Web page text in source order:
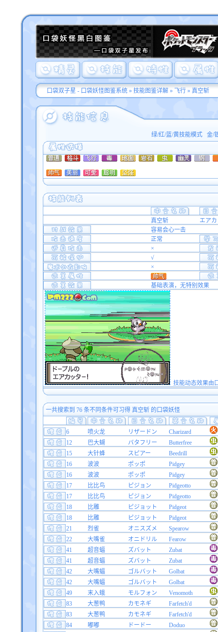
口袋双子星 - 口袋妖怪图鉴系统» 技能图鉴详解» 飞行» 真空斩
绿/红/蓝/黄技能模式 金/
真空斩
エア
容易会心一击
正常
×
√
×
基础表演，无特别效果
技能动态效果由
一共搜索到 76 条不同条件可习得 真空斩 的口袋妖怪
6 喷火龙 リザードン
Charizard
12
巴大蝴 バタフリー
Butterfree
15
大针蜂 スピアー
Beedrill
16
波波 ポッポ
Pidgey
16
波波 ポッポ
Pidgey
17
比比鸟 ピジョン
Pidgeotto
17
比比鸟 ピジョン
Pidgeotto
18
比雕 ピジョット
Pidgeot
18
比雕 ピジョット
Pidgeot
21
烈雀 オニスズメ
Spearow
22
大嘴雀 オニドリル
Fearow
41
超音蝠 ズバット
Zubat
41
超音蝠 ズバット
Zubat
42
大嘴蝠 ゴルバット
Golbat
42
大嘴蝠 ゴルバット
Golbat
49
末入蛾 モルフォン
Venomoth
83
大葱鸭 カモネギ
Farfetch'd
83
大葱鸭 カモネギ
Farfetch'd
84
嘟嘟 ドードー
Doduo